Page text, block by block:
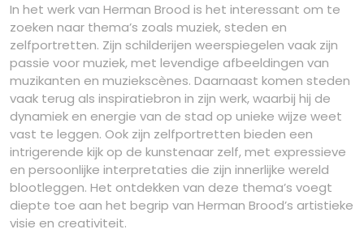
In het werk van Herman Brood is het interessant om te
zoeken naar thema’s zoals muziek, steden en
zelfportretten. Zijn schilderijen weerspiegelen vaak zijn
passie voor muziek, met levendige afbeeldingen van
muzikanten en muziekscènes. Daarnaast komen steden
vaak terug als inspiratiebron in zijn werk, waarbij hij de
dynamiek en energie van de stad op unieke wijze weet
vast te leggen. Ook zijn zelfportretten bieden een
intrigerende kijk op de kunstenaar zelf, met expressieve
en persoonlijke interpretaties die zijn innerlijke wereld
blootleggen. Het ontdekken van deze thema’s voegt
diepte toe aan het begrip van Herman Brood’s artistieke
visie en creativiteit.